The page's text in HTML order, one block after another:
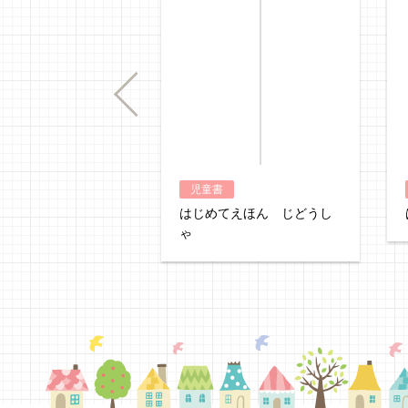
Previous
児童書
はじめてえほん じどうし
ゃ